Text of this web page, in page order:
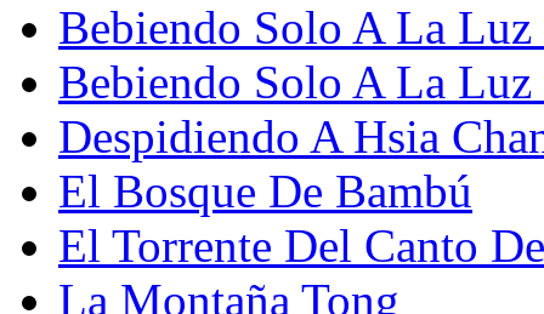
Bebiendo Solo A La
Bebiendo Solo A La
Despidiendo A Hsia
El Bosque De Bambú
El Torrente Del Canto
La Montaña Tong